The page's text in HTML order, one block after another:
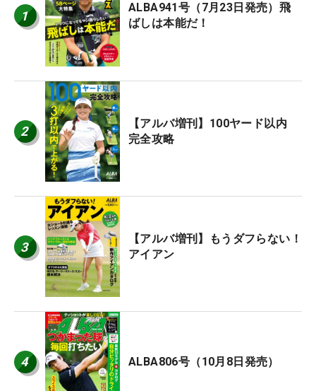
1
ALBA941号（7月23日発売）飛
ばしは本能だ！
2
【アルバ増刊】100ヤード以内
完全攻略
3
【アルバ増刊】もうダフらない！
アイアン
4 ALBA806号（10月8日発売）